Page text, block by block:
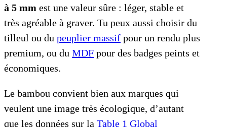
à 5 mm est une valeur sûre : léger, stable et
très agréable à graver. Tu peux aussi choisir du
tilleul ou du peuplier massif pour un rendu plus
premium, ou du MDF pour des badges peints et
économiques.
Le bambou convient bien aux marques qui
veulent une image très écologique, d’autant
que les données sur la Table 1 Global